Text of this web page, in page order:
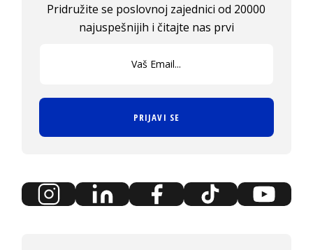
Pridružite se poslovnoj zajednici od 20000
najuspešnijih i čitajte nas prvi
PRIJAVI SE